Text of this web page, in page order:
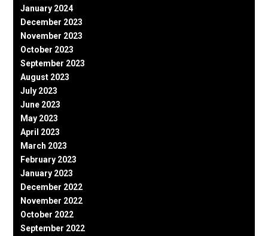
January 2024
December 2023
November 2023
October 2023
September 2023
August 2023
July 2023
June 2023
May 2023
April 2023
March 2023
February 2023
January 2023
December 2022
November 2022
October 2022
September 2022